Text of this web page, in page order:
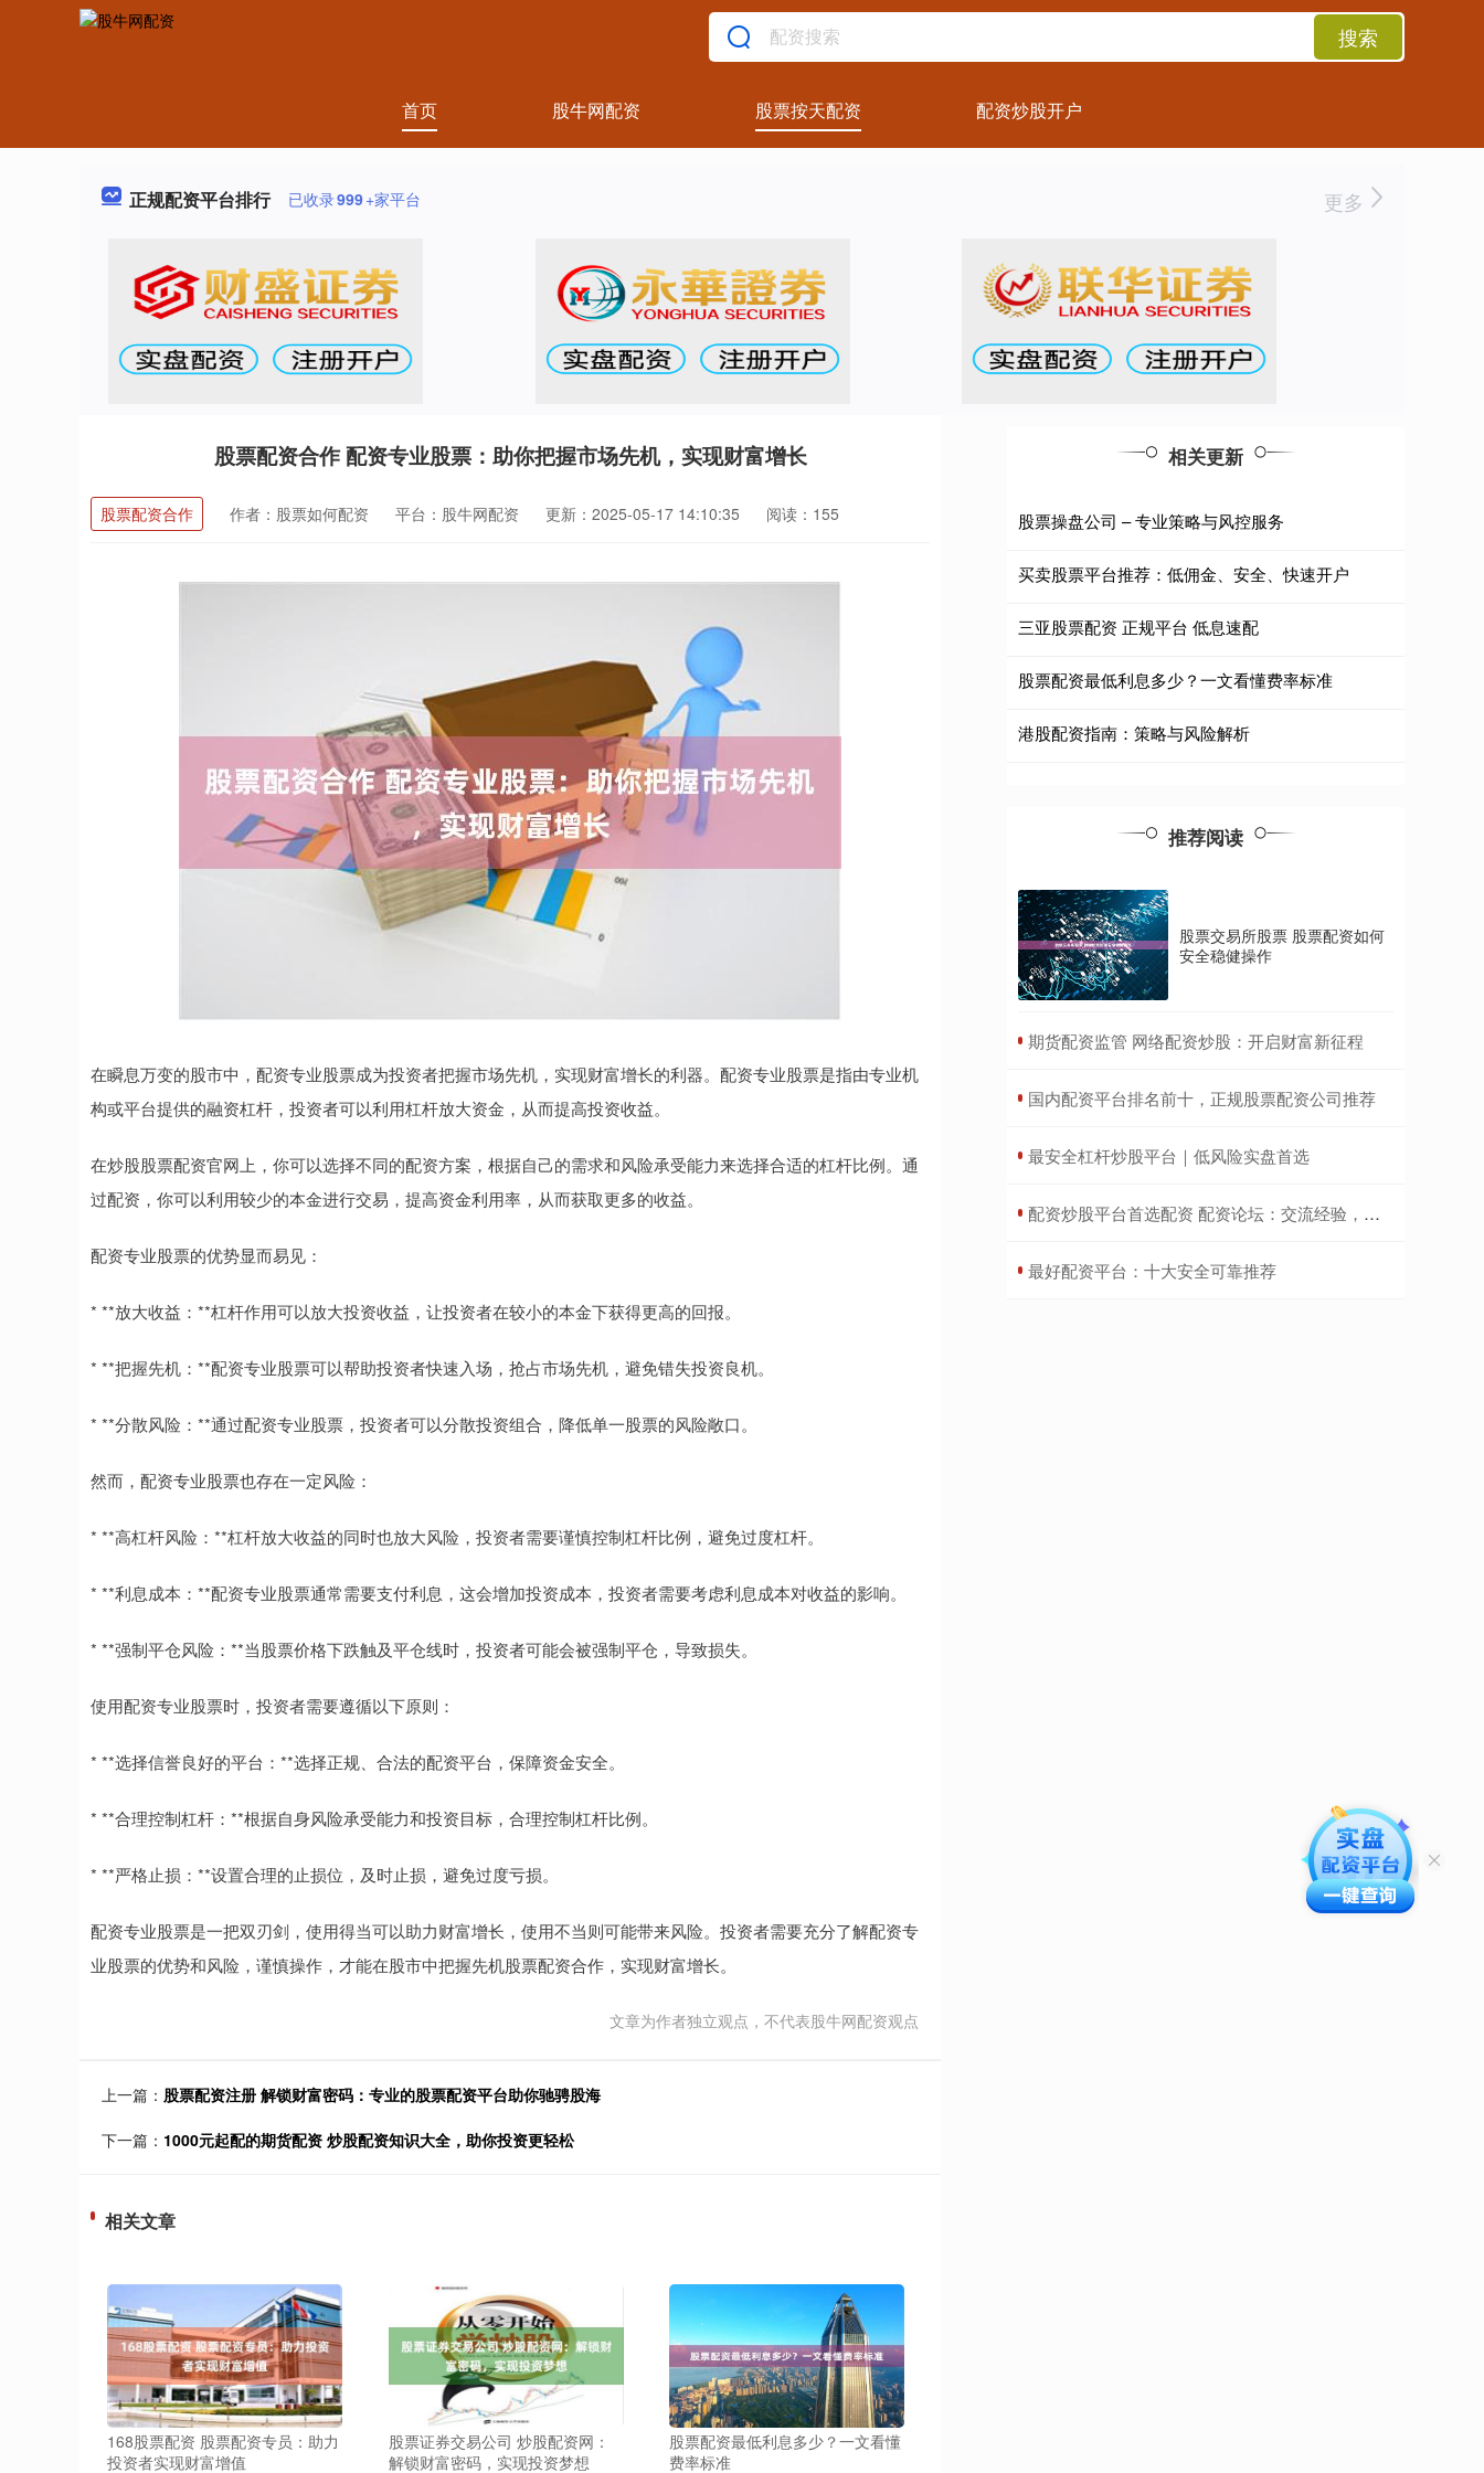
搜索
首页 股牛网配资 股票按天配资 配资炒股开户
正规配资平台排行 已收录999+家平台 更多
股票配资合作 配资专业股票：助你把握市场先机，实现财富增长
股票配资合作 作者：股票如何配资 平台：股牛网配资 更新：2025-05-17 14:10:35 阅读：155
在瞬息万变的股市中，配资专业股票成为投资者把握市场先机，实现财富增长的利器。配资专业股票是指由专业机
构或平台提供的融资杠杆，投资者可以利用杠杆放大资金，从而提高投资收益。
在炒股股票配资官网上，你可以选择不同的配资方案，根据自己的需求和风险承受能力来选择合适的杠杆比例。通
过配资，你可以利用较少的本金进行交易，提高资金利用率，从而获取更多的收益。
配资专业股票的优势显而易见：
* **放大收益：**杠杆作用可以放大投资收益，让投资者在较小的本金下获得更高的回报。
* **把握先机：**配资专业股票可以帮助投资者快速入场，抢占市场先机，避免错失投资良机。
* **分散风险：**通过配资专业股票，投资者可以分散投资组合，降低单一股票的风险敞口。
然而，配资专业股票也存在一定风险：
* **高杠杆风险：**杠杆放大收益的同时也放大风险，投资者需要谨慎控制杠杆比例，避免过度杠杆。
* **利息成本：**配资专业股票通常需要支付利息，这会增加投资成本，投资者需要考虑利息成本对收益的影响。
* **强制平仓风险：**当股票价格下跌触及平仓线时，投资者可能会被强制平仓，导致损失。
使用配资专业股票时，投资者需要遵循以下原则：
* **选择信誉良好的平台：**选择正规、合法的配资平台，保障资金安全。
* **合理控制杠杆：**根据自身风险承受能力和投资目标，合理控制杠杆比例。
* **严格止损：**设置合理的止损位，及时止损，避免过度亏损。
配资专业股票是一把双刃剑，使用得当可以助力财富增长，使用不当则可能带来风险。投资者需要充分了解配资专
业股票的优势和风险，谨慎操作，才能在股市中把握先机股票配资合作，实现财富增长。
文章为作者独立观点，不代表股牛网配资观点
上一篇： 股票配资注册 解锁财富密码：专业的股票配资平台助你驰骋股海
下一篇： 1000元起配的期货配资 炒股配资知识大全，助你投资更轻松
相关文章
168股票配资 股票配资专员：助力
投资者实现财富增值
股票证券交易公司 炒股配资网：
解锁财富密码，实现投资梦想
股票配资最低利息多少？一文看懂
费率标准
相关更新
股票操盘公司 – 专业策略与风控服务
买卖股票平台推荐：低佣金、安全、快速开户
三亚股票配资 正规平台 低息速配
股票配资最低利息多少？一文看懂费率标准
港股配资指南：策略与风险解析
推荐阅读
股票交易所股票 股票配资如何
安全稳健操作
​期货配资监管 网络配资炒股：开启财富新征程
​国内配资平台排名前十，正规股票配资公司推荐
​最安全杠杆炒股平台｜低风险实盘首选
​配资炒股平台首选配资 配资论坛：交流经验，规避风险，稳健投资
​最好配资平台：十大安全可靠推荐